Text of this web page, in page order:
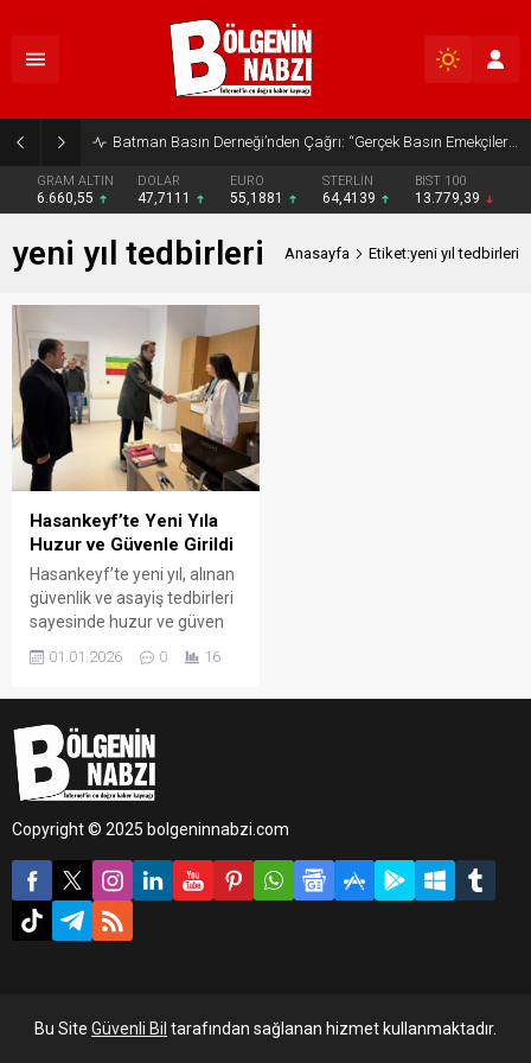
Batman Basın Derneği’nden Çağrı: “Gerçek Basın Emekçileri Desteklenmeli”
GRAM ALTIN
6.660,55
DOLAR
47,7111
EURO
55,1881
STERLİN
64,4139
BIST 100
13.779,39
yeni yıl tedbirleri Anasayfa Etiket:yeni yıl tedbirleri
Hasankeyf’te Yeni Yıla
Huzur ve Güvenle Girildi
Hasankeyf’te yeni yıl, alınan
güvenlik ve asayiş tedbirleri
sayesinde huzur ve güven
Hasankeyf Kaymakamı
başında bulunan jandarma
personelini sahada ziyaret
etti.
01.01.2026 0 16
Copyright © 2025 bolgeninnabzi.com
Bu Site Güvenli Bil tarafından sağlanan hizmet kullanmaktadır.